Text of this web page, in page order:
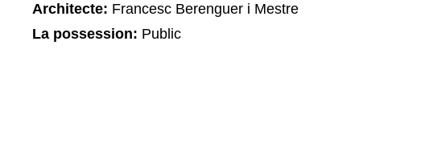
Architecte: Francesc Berenguer i Mestre
La possession: Public